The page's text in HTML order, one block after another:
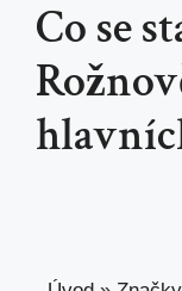
Co se